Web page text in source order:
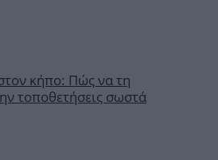
κήπο: Πώς να τη
τοποθετήσεις σωστά